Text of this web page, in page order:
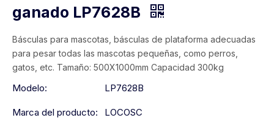
ganado LP7628B
Básculas para mascotas, básculas de plataforma adecuadas
para pesar todas las mascotas pequeñas, como perros,
gatos, etc. Tamaño: 500X1000mm Capacidad 300kg
Modelo: LP7628B
Marca del producto: LOCOSC